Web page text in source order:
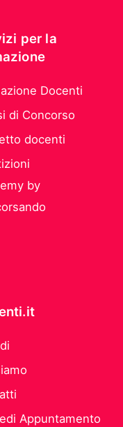
per la
Docenti
di Concorso
docenti
by
Appuntamento